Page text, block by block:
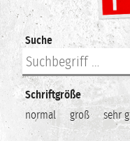
Suche
Schriftgröße
normal
groß sehr